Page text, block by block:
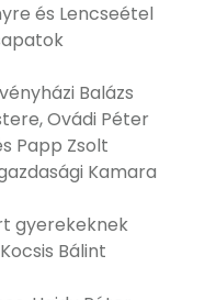
és Lencseétel
Balázs
Ovádi Péter
Papp Zsolt
Kamara
gyerekeknek
Bálint